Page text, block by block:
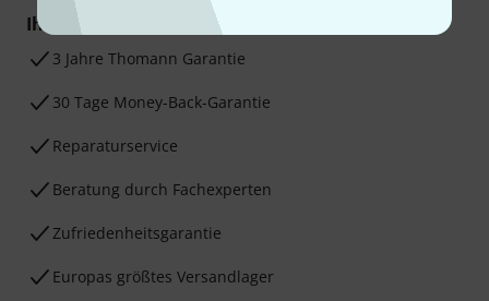
Ihre Vorteile
3 Jahre Thomann Garantie
30 Tage Money-Back-Garantie
Reparaturservice
Beratung durch Fachexperten
Zufriedenheitsgarantie
Europas größtes Versandlager